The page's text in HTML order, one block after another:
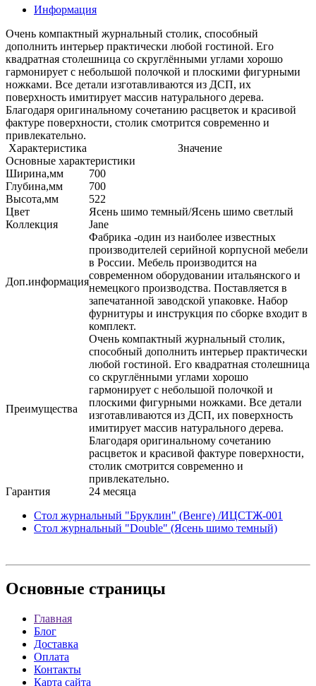
Информация
Очень компактный журнальный столик, способный
дополнить интерьер практически любой гостиной. Его
квадратная столешница со скруглёнными углами хорошо
гармонирует с небольшой полочкой и плоскими фигурными
ножками. Все детали изготавливаются из ДСП, их
поверхность имитирует массив натурального дерева.
Благодаря оригинальному сочетанию расцветок и красивой
фактуре поверхности, столик смотрится современно и
привлекательно.
Характеристика
Значение
Основные характеристики
Ширина,мм
700
Глубина,мм
700
Высота,мм
522
Цвет
Ясень шимо темный/Ясень шимо светлый
Коллекция
Jane
Доп.информация
Фабрика -один из наиболее известных
производителей серийной корпусной мебели
в России. Мебель производится на
современном оборудовании итальянского и
немецкого производства. Поставляется в
запечатанной заводской упаковке. Набор
фурнитуры и инструкция по сборке входит в
комплект.
Преимущества
Очень компактный журнальный столик,
способный дополнить интерьер практически
любой гостиной. Его квадратная столешница
со скруглёнными углами хорошо
гармонирует с небольшой полочкой и
плоскими фигурными ножками. Все детали
изготавливаются из ДСП, их поверхность
имитирует массив натурального дерева.
Благодаря оригинальному сочетанию
расцветок и красивой фактуре поверхности,
столик смотрится современно и
привлекательно.
Гарантия
24 месяца
Стол журнальный "Бруклин" (Венге) /ИЦСТЖ-001
Стол журнальный "Double" (Ясень шимо темный)
Основные страницы
Главная
Блог
Доставка
Оплата
Контакты
Карта сайта